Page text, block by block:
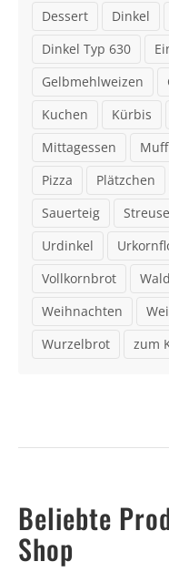
Dessert
Dinkel
Dinkel Typ 630
Gelbmehlweizen
Kuchen
Kürbis
Mittagessen
Pizza
Plätzchen
Sauerteig
Urdinkel
Vollkornbrot
Weihnachten
Wurzelbrot
zum
Beliebte
Shop